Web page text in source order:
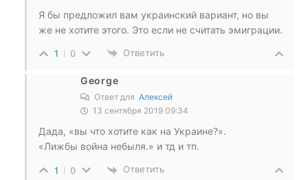
Я бы предложил вам украинский вариант, но вы
же не хотите этого. Это если не считать эмиграции.
1 0 Ответить
George
Ответ для Алексей
13 сентября 2019 09:34
Дада, «вы что хотите как на Украине?».
«Лижбы война небыля.» и тд и тп.
1 0 Ответить